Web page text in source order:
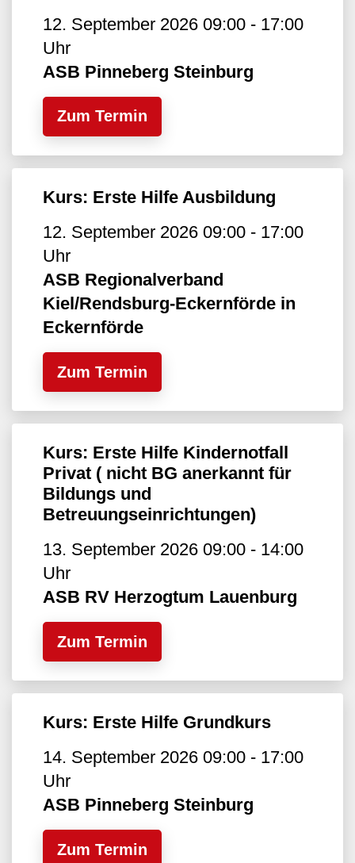
12. September 2026 09:00 - 17:00
Uhr
ASB Pinneberg Steinburg
Zum Termin
Kurs: Erste Hilfe Ausbildung
12. September 2026 09:00 - 17:00
Uhr
ASB Regionalverband
Kiel/Rendsburg-Eckernförde in
Eckernförde
Zum Termin
Kurs: Erste Hilfe Kindernotfall
Privat ( nicht BG anerkannt für
Bildungs und
Betreuungseinrichtungen)
13. September 2026 09:00 - 14:00
Uhr
ASB RV Herzogtum Lauenburg
Zum Termin
Kurs: Erste Hilfe Grundkurs
14. September 2026 09:00 - 17:00
Uhr
ASB Pinneberg Steinburg
Zum Termin